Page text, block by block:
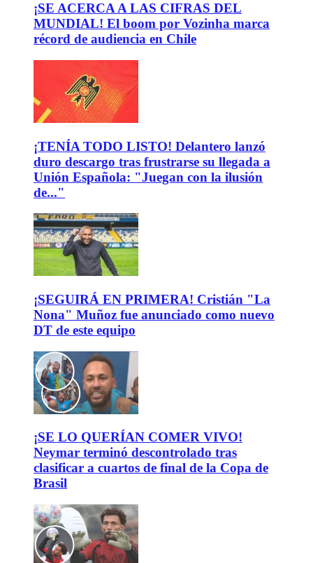
¡SE ACERCA A LAS CIFRAS DEL
MUNDIAL! El boom por Vozinha marca
récord de audiencia en Chile
¡TENÍA TODO LISTO! Delantero lanzó
duro descargo tras frustrarse su llegada a
Unión Española: "Juegan con la ilusión
de..."
¡SEGUIRÁ EN PRIMERA! Cristián "La
Nona" Muñoz fue anunciado como nuevo
DT de este equipo
¡SE LO QUERÍAN COMER VIVO!
Neymar terminó descontrolado tras
clasificar a cuartos de final de la Copa de
Brasil